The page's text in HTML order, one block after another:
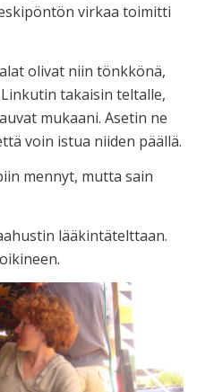
virkaa toimitti
olivat niin tönkkönä,
takaisin teltalle,
mukaani. Asetin ne
voin istua niiden päällä.
mennyt, mutta sain
lääkintätelttaan.